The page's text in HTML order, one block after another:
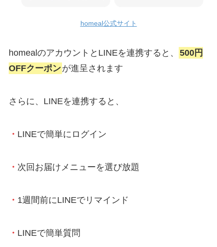
homeal公式サイト
homealのアカウントとLINEを連携すると、
500円
OFFクーポンが進呈されます
さらに、LINEを連携すると、
・ LINEで簡単にログイン
・ 次回お届けメニューを選び放題
・ 1週間前にLINEでリマインド
・ LINEで簡単質問